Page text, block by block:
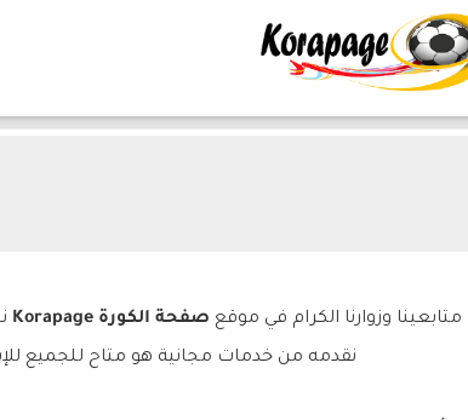
متابعينا وزوارنا الكرام في موقع صفحة الكورة Korapage
نقدمه من خدمات مجانية هو متاح للجميع